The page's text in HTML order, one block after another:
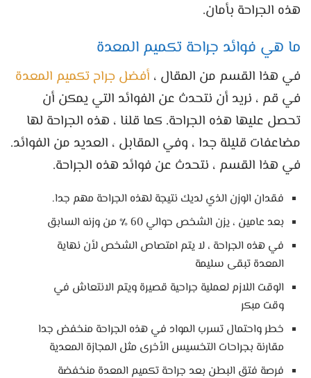
هذه الجراحة بأمان.
ما هي فوائد جراحة تكميم المعدة
في هذا القسم من المقال ، أفضل جراح تكميم المعدة
في قم ، نريد أن نتحدث عن الفوائد التي يمكن أن
تحصل عليها هذه الجراحة. كما قلنا ، هذه الجراحة لها
مضاعفات قليلة جدا ، وفي المقابل ، العديد من الفوائد.
في هذا القسم ، نتحدث عن فوائد هذه الجراحة.
فقدان الوزن الذي لديك نتيجة لهذه الجراحة مهم جدا.
بعد عامين ، يزن الشخص حوالي 60 ٪ من وزنه السابق
في هذه الجراحة ، لا يتم امتصاص الشخص لأن نهاية
المعدة تبقى سليمة
الوقت اللازم لعملية جراحية قصيرة ويتم الانتعاش في
وقت مبكر
خطر واحتمال تسرب المواد في هذه الجراحة منخفض جدا
مقارنة بجراحات التخسيس الأخرى مثل المجازة المعدية
فرصة فتق البطن بعد جراحة تكميم المعدة منخفضة